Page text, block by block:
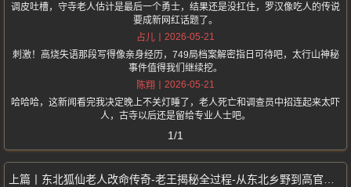
调皮吐槽，守寺老人估计是最后一个勇士，结果还是没扛住，罗汉像吃人的传说
要成新网红话题了。
占儿
2026-05-21
刺激！高烧失语那段写得像亲身经历，749局档案解密指日可待吧，太行山神秘
事件值得我们继续挖。
陈翔
2026-05-21
哈哈哈，这新闻看完我决定晚上不关灯睡了，老人死亡和调查员中招连起来太吓
人，古寺以后还是留给专业人士吧。
1/1
东北狐仙老人改命传奇-老王揭秘全过程-从东北乡野到高官座上宾